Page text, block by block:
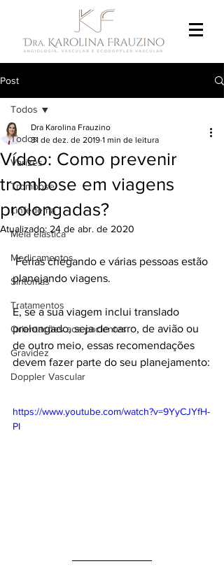
Post
Todos
Varizes
Trombose
Linfedema
Meia elástica
Medicamentos
Sintomas
Tratamentos
Orientações aos pacientes
Gravidez
Doppler Vascular
Todos
Vídeo: Como prevenir
trombose em viagens
prolongadas?
Dra Karolina Frauzino
31 de dez. de 2019 1 min de leitura
Atualizado: 24 de abr. de 2020
Férias chegando e várias pessoas estão
planejando viagens.
E, se a sua viagem inclui translado
prolongado, seja de carro, de avião ou
de outro meio, essas recomendações
devem fazer parte do seu planejamento:
https://www.youtube.com/watch?v=9YyCJYfH-
PI